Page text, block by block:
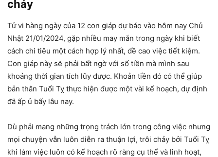
chảy
Tử vi hàng ngày của 12 con giáp dự báo vào hôm nay Chủ
Nhật 21/01/2024, gặp nhiều may mắn trong ngày khi biết
cách chi tiêu một cách hợp lý nhất, đề cao việc tiết kiệm.
Con giáp này sẽ phải bất ngờ với số tiền mà mình sau
khoảng thời gian tích lũy được. Khoản tiền đó có thể giúp
bản thân Tuổi Tỵ thực hiện được một vài kế hoạch, dự định
đã ấp ủ bấy lâu nay.
Dù phải mang những trọng trách lớn trong công việc nhưng
mọi chuyện vẫn luôn diễn ra thuận lợi, trôi chảy bởi Tuổi Tỵ
khi làm việc luôn có kế hoạch rõ ràng cụ thể và linh hoạt,